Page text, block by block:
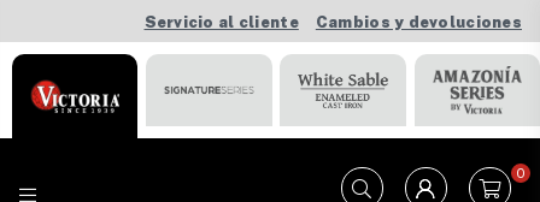
Servicio al cliente Cambios y devoluciones
0